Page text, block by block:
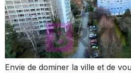
Envie de dominer la ville et de